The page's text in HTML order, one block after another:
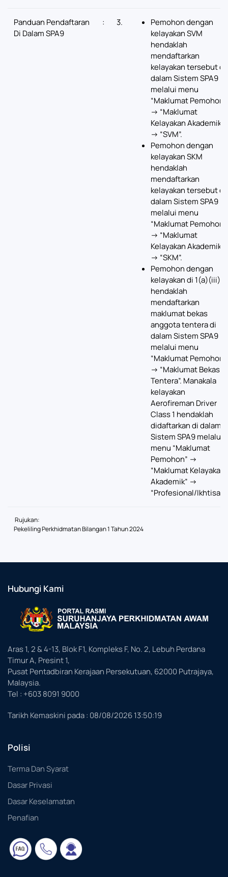
Panduan Pendaftaran
Di Dalam SPA9
: 3.
Pemohon dengan
kelayakan SVM
hendaklah
mendaftarkan
kelayakan tersebut di
dalam Sistem SPA9
melalui menu
“Maklumat Pemohon”
-> “Maklumat
Kelayakan Akademik”
-> “SVM”.
Pemohon dengan
kelayakan SKM
hendaklah
mendaftarkan
kelayakan tersebut di
dalam Sistem SPA9
melalui menu
“Maklumat Pemohon”
-> “Maklumat
Kelayakan Akademik”
-> “SKM”.
Pemohon dengan
kelayakan di 1(a)(iii)
hendaklah
mendaftarkan
maklumat bekas
anggota tentera di
dalam Sistem SPA9
melalui menu
“Maklumat Pemohon”
-> “Maklumat Bekas
Tentera”. Manakala
kelayakan
Aerofireman Driver
Class 1 hendaklah
didaftarkan di dalam
Sistem SPA9 melalui
menu “Maklumat
Pemohon” ->
“Maklumat Kelayakan
Akademik” ->
“Profesional/Ikhtisas”.
Rujukan:
Pekeliling Perkhidmatan Bilangan 1 Tahun 2024
Hubungi Kami
Aras 1, 2 & 4-13, Blok F1, Kompleks F, No. 2, Lebuh Perdana
Timur A, Presint 1,
Pusat Pentadbiran Kerajaan Persekutuan, 62000 Putrajaya,
Malaysia.
Tel : +603 8091 9000
Tarikh Kemaskini pada : 08/08/2026 13:50:19
Polisi
Terma Dan Syarat
Dasar Privasi
Dasar Keselamatan
Penafian